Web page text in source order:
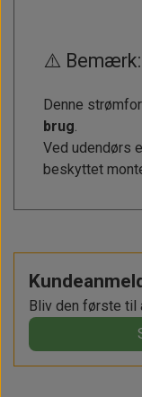
⚠️ Bemærk:
Denne
brug
Ved udendørs
beskyttet
Bliv den første til